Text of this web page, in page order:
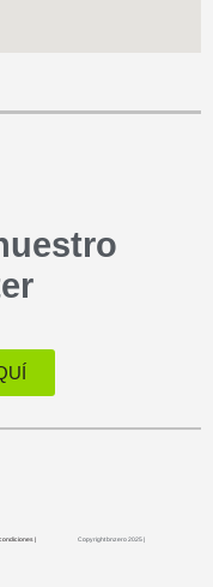
| Copyright bnzero 2025 |